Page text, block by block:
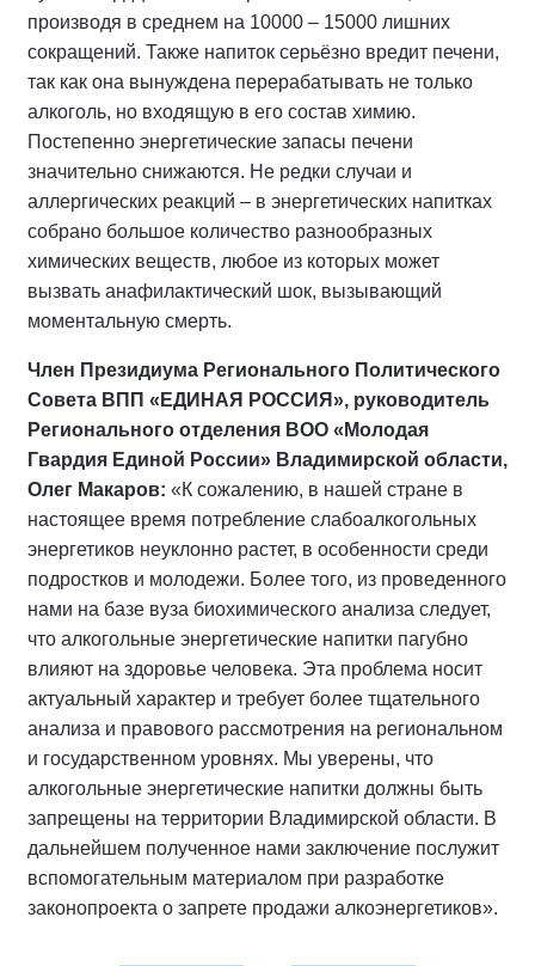
производя в среднем на 10000 – 15000 лишних
сокращений. Также напиток серьёзно вредит печени,
так как она вынуждена перерабатывать не только
алкоголь, но входящую в его состав химию.
Постепенно энергетические запасы печени
значительно снижаются. Не редки случаи и
аллергических реакций – в энергетических напитках
собрано большое количество разнообразных
химических веществ, любое из которых может
вызвать анафилактический шок, вызывающий
моментальную смерть.
Член Президиума Регионального Политического
Совета ВПП «ЕДИНАЯ РОССИЯ», руководитель
Регионального отделения ВОО «Молодая
Гвардия Единой России» Владимирской области,
Олег Макаров: «К сожалению, в нашей стране в
настоящее время потребление слабоалкогольных
энергетиков неуклонно растет, в особенности среди
подростков и молодежи. Более того, из проведенного
нами на базе вуза биохимического анализа следует,
что алкогольные энергетические напитки пагубно
влияют на здоровье человека. Эта проблема носит
актуальный характер и требует более тщательного
анализа и правового рассмотрения на региональном
и государственном уровнях. Мы уверены, что
алкогольные энергетические напитки должны быть
запрещены на территории Владимирской области. В
дальнейшем полученное нами заключение послужит
вспомогательным материалом при разработке
законопроекта о запрете продажи алкоэнергетиков».